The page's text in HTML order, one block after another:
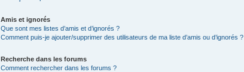
Amis et ignorés
Que sont mes listes d’amis et d’ignorés ?
Comment puis-je ajouter/supprimer des utilisateurs de ma liste d’amis ou d’ignorés ?
Recherche dans les forums
Comment rechercher dans les forums ?